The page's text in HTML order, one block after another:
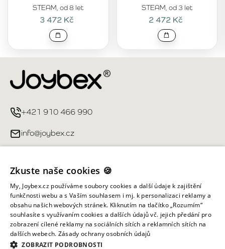
STEAM, od 8 let
3 472 Kč
STEAM, od 3 let
2 472 Kč
+421 910 466 990
info@joybex.cz
Můj účet
Informace obchodu
Všechna práva vyhrazena ©
Zkuste naše cookies 🍪
My, Joybex.cz používáme soubory cookies a další údaje k zajištění
funkčnosti webu a s Vaším souhlasem i mj. k personalizaci reklamy a
obsahu našich webových stránek. Kliknutím na tlačítko „Rozumím“
souhlasíte s využívaním cookies a dalších údajů vč. jejich předání pro
zobrazení cílené reklamy na sociálních sítích a reklamních sítích na
dalších webech. Zásady ochrany osobních údajů
ZOBRAZIT PODROBNOSTI